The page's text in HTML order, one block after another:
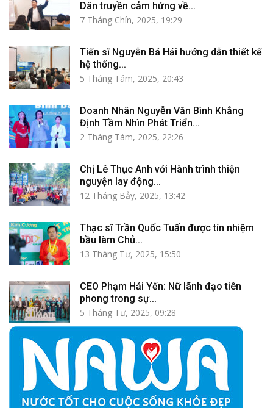
Dân truyền cảm hứng về...
7 Tháng Chín, 2025, 19:29
Tiến sĩ Nguyễn Bá Hải hướng dẫn thiết kế
hệ thống...
5 Tháng Tám, 2025, 20:43
Doanh Nhân Nguyễn Văn Bình Khẳng
Định Tầm Nhìn Phát Triển...
2 Tháng Tám, 2025, 22:26
Chị Lê Thục Anh với Hành trình thiện
nguyện lay động...
12 Tháng Bảy, 2025, 13:42
Thạc sĩ Trần Quốc Tuấn được tín nhiệm
bầu làm Chủ...
13 Tháng Tư, 2025, 15:50
CEO Phạm Hải Yến: Nữ lãnh đạo tiên
phong trong sự...
5 Tháng Tư, 2025, 09:28